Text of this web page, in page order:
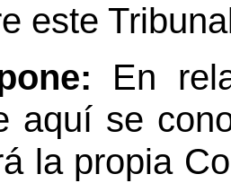
este
En
aquí se
la propia